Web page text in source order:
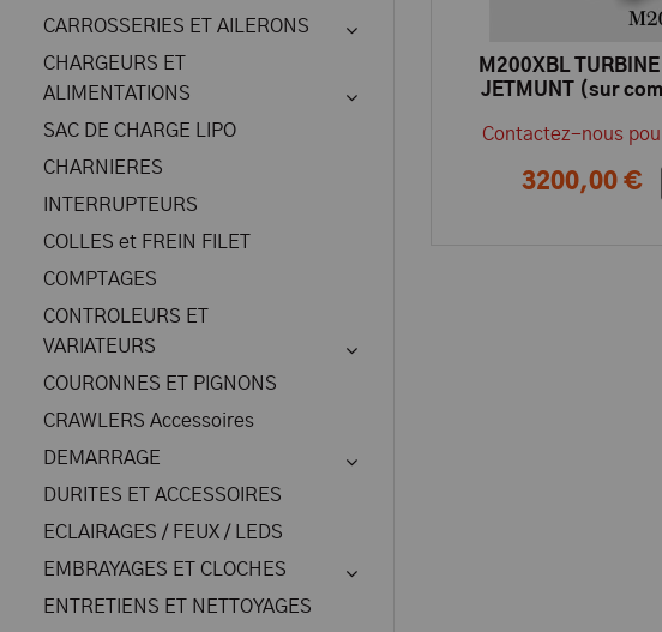
CARROSSERIES ET AILERONS
CHARGEURS ET
ALIMENTATIONS
SAC DE CHARGE LIPO
CHARNIERES
INTERRUPTEURS
COLLES et FREIN FILET
COMPTAGES
CONTROLEURS ET
VARIATEURS
COURONNES ET PIGNONS
CRAWLERS Accessoires
DEMARRAGE
DURITES ET ACCESSOIRES
ECLAIRAGES / FEUX / LEDS
EMBRAYAGES ET CLOCHES
ENTRETIENS ET NETTOYAGES
M200XBL TURBINE
JETMUNT (sur
Contactez-nous
3200,00 €